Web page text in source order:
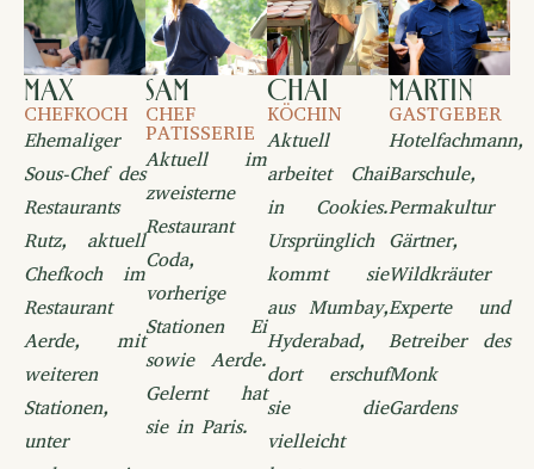
Max
CHEFKOCH
Ehemaliger
Sous-Chef des
Restaurants
Rutz, aktuell
Chefkoch im
Restaurant
Aerde, mit
weiteren
Stationen,
unter
Sam
CHEF
PATISSERIE
Aktuell im
zweisterne
Restaurant
Coda,
vorherige
Stationen Ei
sowie Aerde.
Gelernt hat
sie in Paris.
Chai
KÖCHIN
Aktuell
arbeitet Chai
in Cookies.
Ursprünglich
kommt sie
aus Mumbay,
Hyderabad,
dort erschuf
sie die
vielleicht
Martin
GASTGEBER
Hotelfachmann,
Barschule,
Permakultur
Gärtner,
Wildkräuter
Experte und
Betreiber des
Monk
Gardens